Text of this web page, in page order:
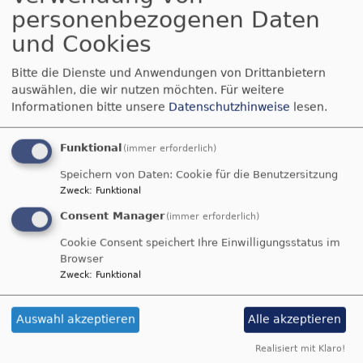
Gedanken
zu
Quasimodogeniti
Lesegottesdienst vom
19. April 2020
Weiterlesenüber
Lesegottesdienst
vom
19.
2020
Gedanken zu Ostern
Manchmal stehen wir auf
Stehen wir zur Auferstehung auf
Mitten am Tage
Mit unserem lebendigen Haar
Mit unserer atmenden Haut.
personenbezogenen Daten
und Cookies
Bitte die Dienste und Anwendungen von Drittanbietern
auswählen, die wir nutzen möchten. Für weitere
Informationen bitte unsere Datenschutzhinweise lesen.
Funktional (immer erforderlich)
Speichern von Daten: Cookie für die Benutzersitzung
Zweck: Funktional
Consent Manager (immer erforderlich)
Cookie Consent speichert Ihre Einwilligungsstatus im
Browser
Zweck: Funktional
Auswahl akzeptieren Alle akzeptieren
Realisiert mit Klaro!